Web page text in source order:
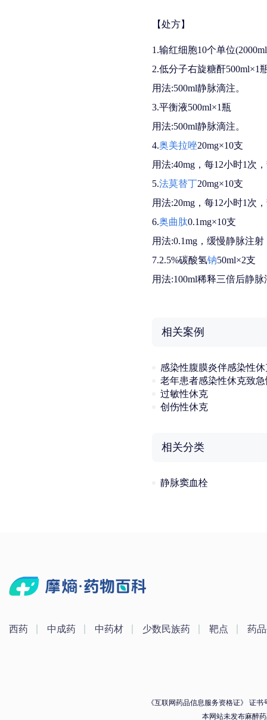
【处方】
1.输红细胞10个单位
2.低分子右旋糖酐500ml×1
用法:500ml静脉滴注。
3.平衡液500ml×1瓶
用法:500ml静脉滴注。
4.奥美拉唑20mg×10支
用法:40mg，每12小时1次
5.法莫替丁20mg×10支
用法:20mg，每12小时1次
6.奥曲肽0.1mg×10支
用法:0.1mg，缓慢静脉注
7.2.5%碳酸氢钠50ml×2支
用法:100ml稀释三倍后静脉
相关案例
感染性腹膜炎伴感染性休
老年患者感染性休克致
过敏性休克
创伤性休克
相关分类
静脉窦血栓
西药 中成药 中药材 少数民族药 靶点 药
《互联网药品信息服务资格证》 证书
本网站未发布麻醉